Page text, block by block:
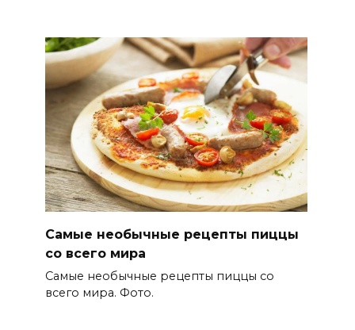
Самые необычные рецепты пиццы
со всего мира
Самые необычные рецепты пиццы со
всего мира. Фото.